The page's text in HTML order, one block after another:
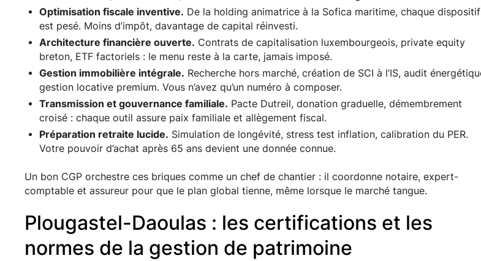
Optimisation fiscale inventive. De la holding animatrice à la Sofica maritime, chaque dispositif
est pesé. Moins d’impôt, davantage de capital réinvesti.
Architecture financière ouverte. Contrats de capitalisation luxembourgeois, private equity
breton, ETF factoriels : le menu reste à la carte, jamais imposé.
Gestion immobilière intégrale. Recherche hors marché, création de SCI à l’IS, audit
gestion locative premium. Vous n’avez qu’un numéro à composer.
Transmission et gouvernance familiale. Pacte Dutreil, donation graduelle, démembrement
croisé : chaque outil assure paix familiale et allègement fiscal.
Préparation retraite lucide. Simulation de longévité, stress test inflation, calibration du PER.
Votre pouvoir d’achat après 65 ans devient une donnée connue.
Un bon CGP orchestre ces briques comme un chef de chantier : il coordonne notaire, expert-
comptable et assureur pour que le plan global tienne, même lorsque le marché tangue.
Plougastel-Daoulas : les certifications et les
normes de la gestion de patrimoine